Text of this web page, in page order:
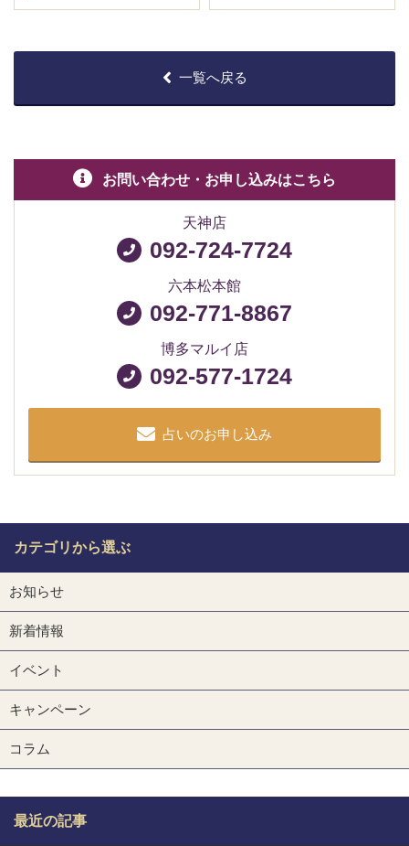
一覧へ戻る
お問い合わせ・お申し込みはこちら
天神店
092-724-7724
六本松本館
092-771-8867
博多マルイ店
092-577-1724
占いのお申し込み
カテゴリから選ぶ
お知らせ
新着情報
イベント
キャンペーン
コラム
最近の記事